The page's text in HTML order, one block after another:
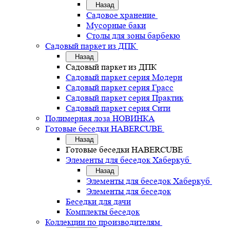
Назад
Садовое хранение
Мусорные баки
Столы для зоны барбекю
Садовый паркет из ДПК
Назад
Садовый паркет из ДПК
Садовый паркет серия Mодерн
Садовый паркет серия Грасс
Садовый паркет серия Практик
Садовый паркет серия Сити
Полимерная лоза НОВИНКА
Готовые беседки HABERCUBE
Назад
Готовые беседки HABERCUBE
Элементы для беседок Хаберкуб
Назад
Элементы для беседок Хаберкуб
Элементы для беседок
Беседки для дачи
Комплекты беседок
Коллекции по производителям